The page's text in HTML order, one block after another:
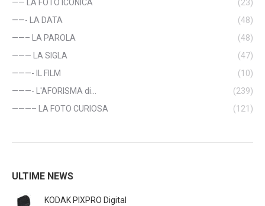
—— LA FOTO ICONICA
(23)
——- LA DATA
(48)
——– LA PAROLA
(48)
——— LA SIGLA
(47)
———- IL FILM
(10)
———- L'AFORISMA di…
(239)
———– LA FOTO CURIOSA
(121)
ULTIME NEWS
KODAK PIXPRO Digital